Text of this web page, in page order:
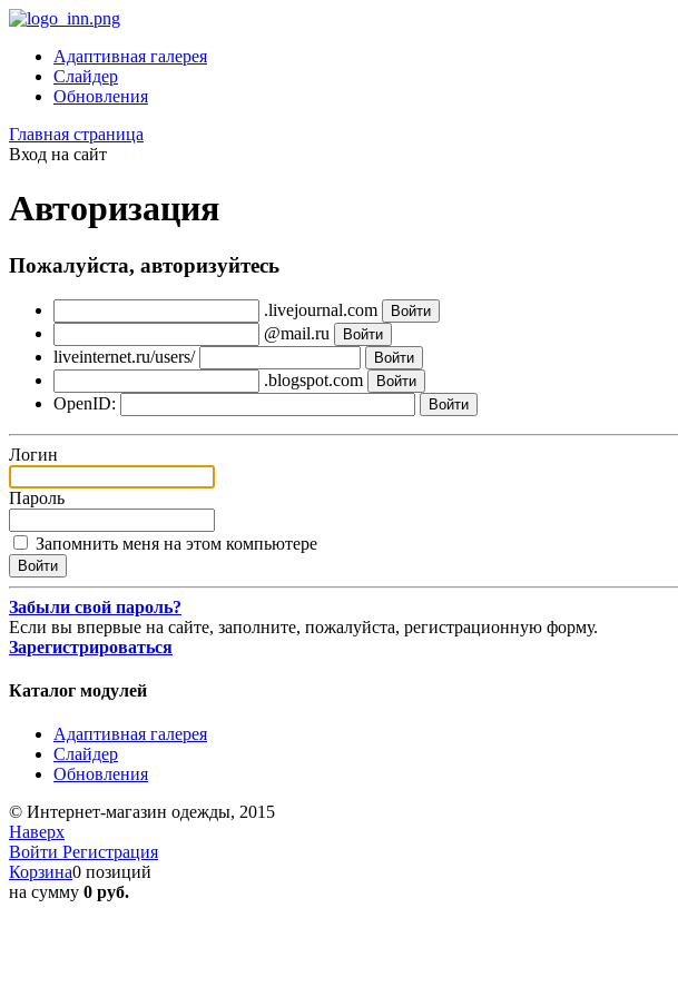
Адаптивная галерея
Слайдер
Обновления
Главная страница
Вход на сайт
Авторизация
Пожалуйста, авторизуйтесь
.livejournal.com
@mail.ru
liveinternet.ru/users/
.blogspot.com
OpenID:
Логин
Пароль
Запомнить меня на этом компьютере
Забыли свой пароль?
Если вы впервые на сайте, заполните, пожалуйста, регистрационную форму.
Зарегистрироваться
Каталог модулей
Адаптивная галерея
Слайдер
Обновления
© Интернет-магазин одежды, 2015
Наверх
Войти Регистрация
Корзина0 позиций
на сумму 0 руб.